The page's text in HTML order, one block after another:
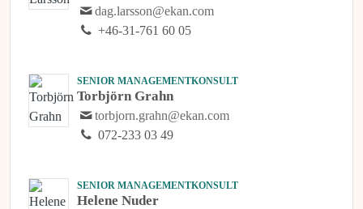
dag.larsson@ekan.com
+46-31-761 60 05
SENIOR MANAGEMENTKONSULT
Torbjörn Grahn
torbjorn.grahn@ekan.com
072-233 03 49
SENIOR MANAGEMENTKONSULT
Helene Nuder